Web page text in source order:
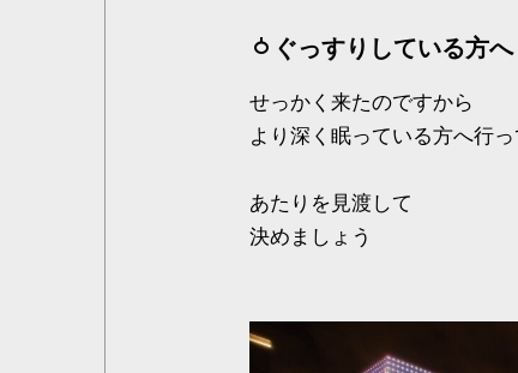
ぐっすりしている方へ
せっかく来たのですから
より深く眠っている方へ行
あたりを見渡して
決めましょう